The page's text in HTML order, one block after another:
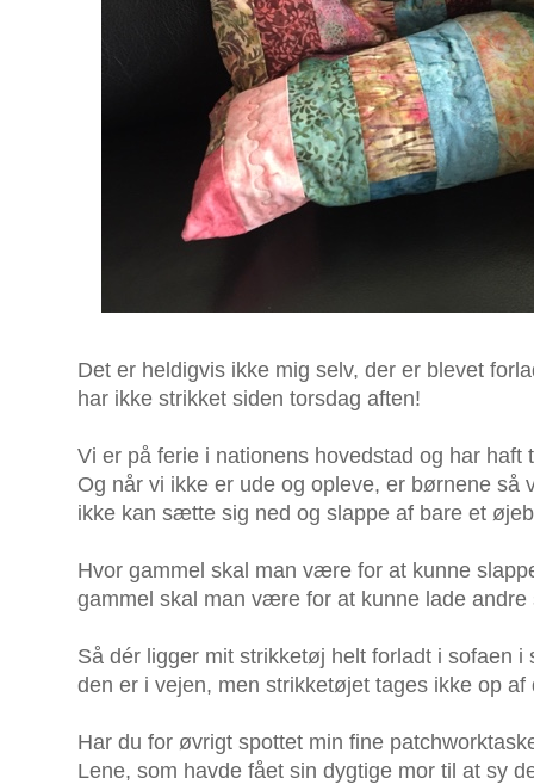
Det er heldigvis ikke mig selv, der er blevet
har ikke strikket siden torsdag aften!
Vi er på ferie i nationens hovedstad og har haft
Og når vi ikke er ude og opleve, er børnene så
ikke kan sætte sig ned og slappe af bare et
Hvor gammel skal man være for at kunne
gammel skal man være for at kunne lade andre
Så dér ligger mit strikketøj helt forladt i sofaen i
den er i vejen, men strikketøjet tages ikke op
Har du for øvrigt spottet min fine
Lene, som havde fået sin dygtige mor til at sy